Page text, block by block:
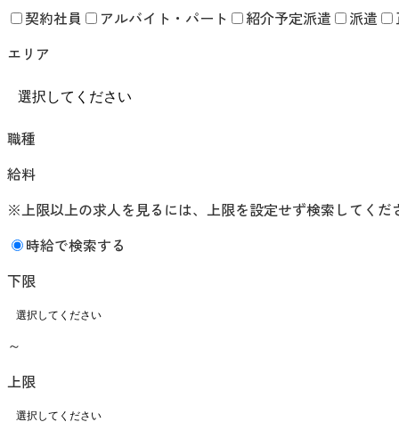
契約社員 アルバイト・パート 紹介予定派遣 派遣
エリア
職種
給料
※上限以上の求人を見るには、上限を設定せず検索してくだ
時給で検索する
下限
～
上限